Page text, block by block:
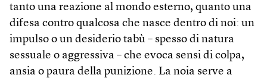
tanto una reazione al mondo esterno, quanto una
difesa contro qualcosa che nasce dentro di noi: un
impulso o un desiderio tabù – spesso di natura
sessuale o aggressiva – che evoca sensi di colpa,
ansia o paura della punizione. La noia serve a